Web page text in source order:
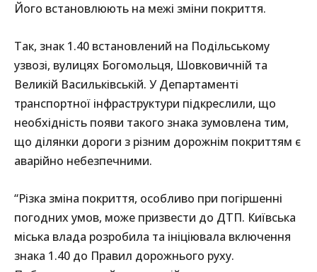
Його встановлюють на межі зміни покриття.
Так, знак 1.40 встановлений на Подільському
узвозі, вулицях Богомольця, Шовковичній та
Великій Васильківській. У Департаменті
транспортної інфраструктури підкреслили, що
необхідність появи такого знака зумовлена тим,
що ділянки дороги з різним дорожнім покриттям є
аварійно небезпечними.
“Різка зміна покриття, особливо при погіршенні
погодних умов, може призвести до ДТП. Київська
міська влада розробила та ініціювала включення
знака 1.40 до Правил дорожнього руху.